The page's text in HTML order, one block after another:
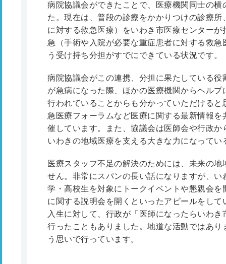
病院協議会ができたことで、医療機関同士の
た。現在は、普段の診療をかかりつけの診療
に対する救急医療）をいわき市医療センター
急（手術や入院が必要な重症患者に対する救
う受け持ち分担がすでにできている状況です。
病院協議会がこの連携、分担に果たしている
が急病になった際、ほかの医療機関からヘル
行われていることからも分かっていただける
急医療フォーラムなど医療に関する最新情報
催しています。また、協議会は医師会や行政
いわきの地域医療を支える大きな力になって
医療スタッフ不足の解決のためには、未来の
せん。非常にスパンの長い話になりますが、
学・高校生を対象にトークイベントや懇親会
に関する説明会を開くといったアピールをし
入生に対して、行政が「医師になったらいわ
行ったこともありました。地道な活動ではあ
う思いで行っています。